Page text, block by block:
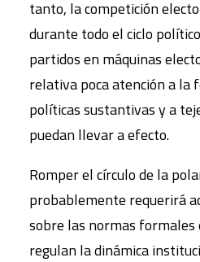
tanto, la competición
durante todo el ciclo
partidos en máquinas
relativa poca atención a la
políticas sustantivas y a
puedan llevar a efecto.
Romper el círculo de la
probablemente requerirá
sobre las normas formales
regulan la dinámica